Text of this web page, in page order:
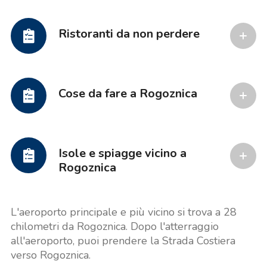
Ristoranti da non perdere
Cose da fare a Rogoznica
Isole e spiagge vicino a
Rogoznica
L'aeroporto principale e più vicino si trova a 28
chilometri da Rogoznica. Dopo l'atterraggio
all'aeroporto, puoi prendere la Strada Costiera
verso Rogoznica.